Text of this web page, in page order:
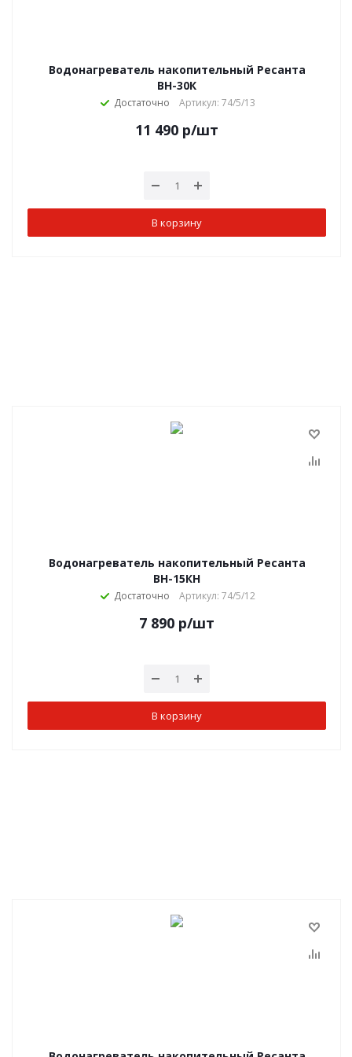
Водонагреватель накопительный Ресанта
ВН-30К
Достаточно Артикул: 74/5/13
11 490 р/шт
В корзину
Водонагреватель накопительный Ресанта
ВН-15КН
Достаточно Артикул: 74/5/12
7 890 р/шт
В корзину